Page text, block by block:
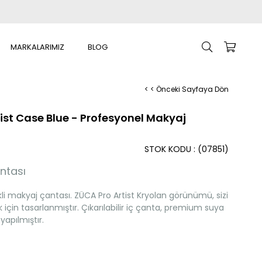
MARKALARIMIZ BLOG
< < Önceki Sayfaya Dön
Case Blue - Profesyonel Makyaj
(07851)
STOK KODU
makyaj çantası. ZÜCA Pro Artist Kryolan görünümü, sizi
tasarlanmıştır. Çıkarılabilir iç çanta, premium suya